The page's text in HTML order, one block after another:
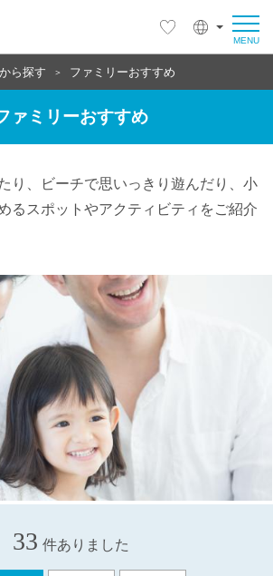
ら探す ファミリーおすすめ
ァミリーおすすめ
り、ビーチで思いっきり遊んだり、小
るスポットやアクティビティをご紹介
33 件ありました